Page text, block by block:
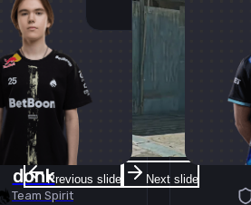
Previous slide Next slide
donk
Team Spirit